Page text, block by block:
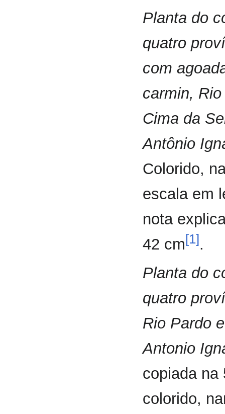
Planta do
quatro
com
carmin,
Cima da
Antônio
Colorido,
escala em
nota
42 cm[1].
Planta do
quatro
Rio Pardo
Antonio
copiada na
colorido,